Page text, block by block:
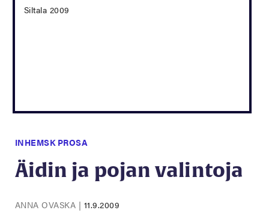
Siltala 2009
INHEMSK PROSA
Äidin ja pojan valintoja
ANNA OVASKA | 11.9.2009